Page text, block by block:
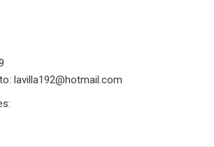
lavilla192@hotmail.com